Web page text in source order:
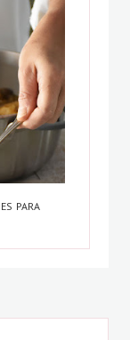
PARA